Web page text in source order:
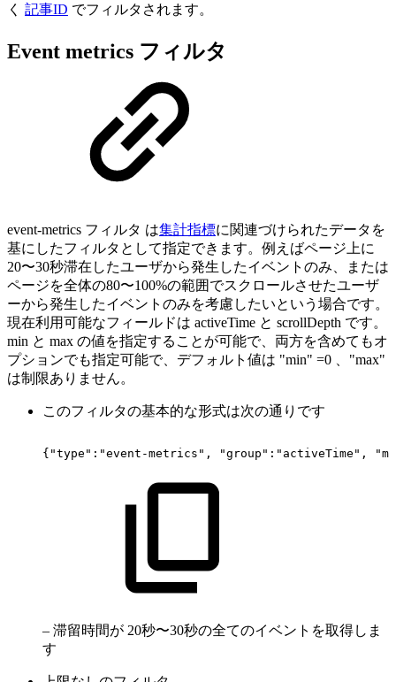
く 記事ID でフィルタされます。
Event metrics フィルタ
event-metrics フィルタ は集計指標に関連づけられたデータを
基にしたフィルタとして指定できます。例えばページ上に
20〜30秒滞在したユーザから発生したイベントのみ、または
ページを全体の80〜100%の範囲でスクロールさせたユーザ
ーから発生したイベントのみを考慮したいという場合です。
現在利用可能なフィールドは activeTime と scrollDepth です。
min と max の値を指定することが可能で、両方を含めてもオ
プションでも指定可能で、デフォルト値は "min" =0 、"max"
は制限ありません。
このフィルタの基本的な形式は次の通りです
{"type":"event-metrics", "group":"activeTime",
– 滞留時間が 20秒〜30秒の全てのイベントを取得しま
す